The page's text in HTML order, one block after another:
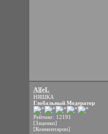
A][eL
НЯШКА
Глобальный Модератор
Рейтинг: 12191
[Заценки]
[Комментарии]